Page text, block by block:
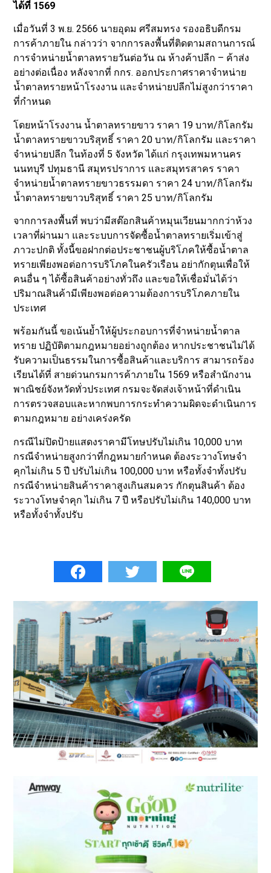
ได้ที่ 1569
เมื่อวันที่ 3 พ.ย. 2566 นายอุดม ศรีสมทรง รองอธิบดีกรม
การค้าภายใน กล่าวว่า จากการลงพื้นที่ติดตามสถานการณ์
การจำหน่ายน้ำตาลทรายวันต่อวัน ณ ห้างค้าปลีก – ค้าส่ง
อย่างต่อเนื่อง หลังจากที่ กกร. ออกประกาศราคาจำหน่าย
น้ำตาลทรายหน้าโรงงาน และจำหน่ายปลีกไม่สูงกว่าราคา
ที่กำหนด
โดยหน้าโรงงาน น้ำตาลทรายขาว ราคา 19 บาท/กิโลกรัม
น้ำตาลทรายขาวบริสุทธิ์ ราคา 20 บาท/กิโลกรัม และราคา
จำหน่ายปลีก ในท้องที่ 5 จังหวัด ได้แก่ กรุงเทพมหานคร
นนทบุรี ปทุมธานี สมุทรปราการ และสมุทรสาคร ราคา
จำหน่ายน้ำตาลทรายขาวธรรมดา ราคา 24 บาท/กิโลกรัม
น้ำตาลทรายขาวบริสุทธิ์ ราคา 25 บาท/กิโลกรัม
จากการลงพื้นที่ พบว่ามีสต๊อกสินค้าหมุนเวียนมากกว่าห้วง
เวลาที่ผ่านมา และระบบการจัดซื้อน้ำตาลทรายเริ่มเข้าสู่
ภาวะปกติ ทั้งนี้ขอฝากต่อประชาชนผู้บริโภคให้ซื้อน้ำตาล
ทรายเพียงพอต่อการบริโภคในครัวเรือน อย่ากักตุนเพื่อให้
คนอื่น ๆ ได้ซื้อสินค้าอย่างทั่วถึง และขอให้เชื่อมั่นได้ว่า
ปริมาณสินค้ามีเพียงพอต่อความต้องการบริโภคภายใน
ประเทศ
พร้อมกันนี้ ขอเน้นย้ำให้ผู้ประกอบการที่จำหน่ายน้ำตาล
ทราย ปฏิบัติตามกฎหมายอย่างถูกต้อง หากประชาชนไม่ได้
รับความเป็นธรรมในการซื้อสินค้าและบริการ สามารถร้อง
เรียนได้ที่ สายด่วนกรมการค้าภายใน 1569 หรือสำนักงาน
พาณิชย์จังหวัดทั่วประเทศ กรมจะจัดส่งเจ้าหน้าที่ดำเนิน
การตรวจสอบและหากพบการกระทำความผิดจะดำเนินการ
ตามกฎหมาย อย่างเคร่งครัด
กรณีไม่ปิดป้ายแสดงราคามีโทษปรับไม่เกิน 10,000 บาท
กรณีจำหน่ายสูงกว่าที่กฎหมายกำหนด ต้องระวางโทษจำ
คุกไม่เกิน 5 ปี ปรับไม่เกิน 100,000 บาท หรือทั้งจำทั้งปรับ
กรณีจำหน่ายสินค้าราคาสูงเกินสมควร กักตุนสินค้า ต้อง
ระวางโทษจำคุก ไม่เกิน 7 ปี หรือปรับไม่เกิน 140,000 บาท
หรือทั้งจำทั้งปรับ